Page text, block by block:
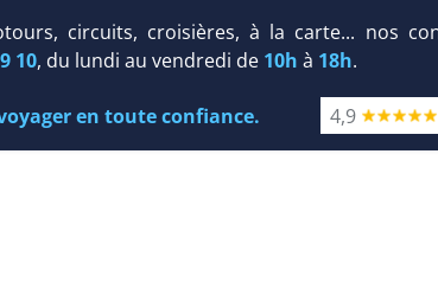
circuits, croisières, à la carte... nos
10, du lundi au vendredi de 10h à 18h.
en toute confiance. 4,9